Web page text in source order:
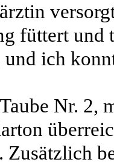
füttert und
ich
Nr. 2,
Zusätzlich